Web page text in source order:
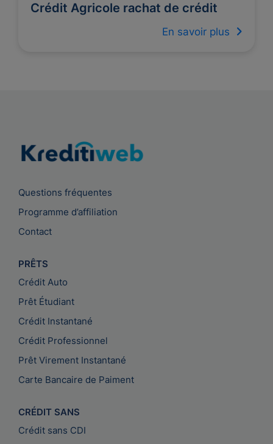
Crédit Agricole rachat de crédit
En savoir plus
Questions fréquentes
Programme d’affiliation
Contact
PRÊTS
Crédit Auto
Prêt Étudiant
Crédit Instantané
Crédit Professionnel
Prêt Virement Instantané
Carte Bancaire de Paiment
CRÉDIT SANS
Crédit sans CDI